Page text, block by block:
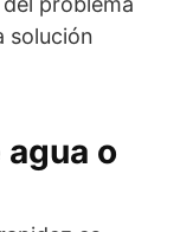
solución
o